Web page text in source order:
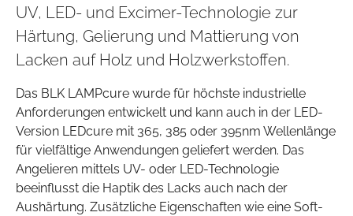
UV, LED- und Excimer-Technologie zur
Härtung, Gelierung und Mattierung von
Lacken auf Holz und Holzwerkstoffen.
Das BLK LAMPcure wurde für höchste industrielle
Anforderungen entwickelt und kann auch in der LED-
Version LEDcure mit 365, 385 oder 395nm Wellenlänge
für vielfältige Anwendungen geliefert werden. Das
Angelieren mittels UV- oder LED-Technologie
beeinflusst die Haptik des Lacks auch nach der
Aushärtung. Zusätzliche Eigenschaften wie eine Soft-